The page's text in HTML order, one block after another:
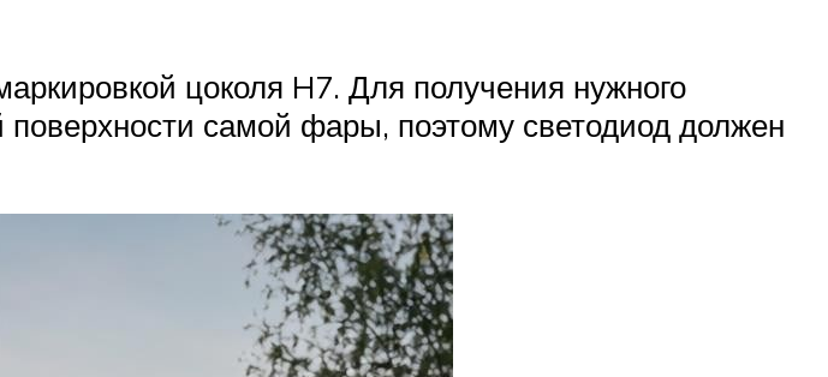
цоколя H7. Для получения нужного
самой фары, поэтому светодиод должен